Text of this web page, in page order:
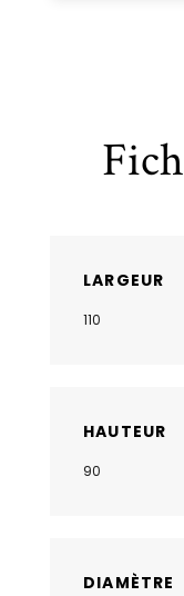
LARGEUR
110
HAUTEUR
90
DIAMÈTRE